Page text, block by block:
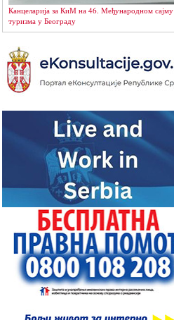
Канцеларија за КиМ на 46. Међународном сајму
туризма у Београду